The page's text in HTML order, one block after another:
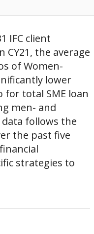
IFC client
the average
of Women-
lower
for total SME loan
men- and
data follows the
the past five
strategies to